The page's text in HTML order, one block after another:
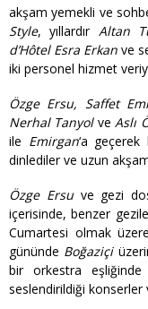
akşam yemekli ve
Style, yıllardır Altan
d’Hôtel Esra Erkan ve
iki personel hizmet
Özge Ersu, Saffet
Nerhal Tanyol veAslı
ile Emirgan‘a geçerek
dinlediler ve uzun
Özge Ersu ve gezi
içerisinde, benzer
Cumartesi olmak
gününde Boğaziçi
bir orkestra eşliğinde
seslendirildiği konserler